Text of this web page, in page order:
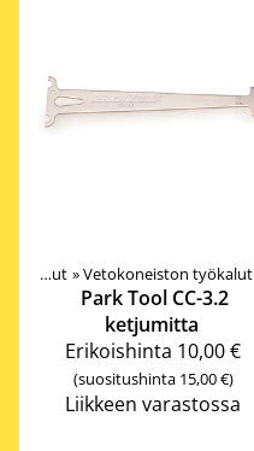
Työkalut ‪»Vetokoneiston työkalut
Park Tool CC-3.2
ketjumitta
Erikoishinta 10,00 €
(suositushinta 15,00 €)
Liikkeen varastossa
Tarvikkeet ‪»